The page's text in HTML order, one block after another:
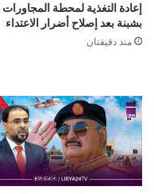
بشبنة بعد إصلاح أضرار الاعتداء
منذ دقيقتان